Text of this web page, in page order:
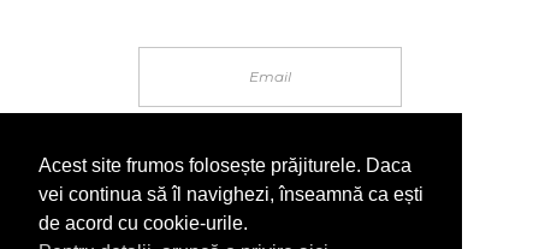
Acest site frumos folosește prăjiturele. Daca
vei continua să îl navighezi, înseamnă ca ești
de acord cu cookie-urile.